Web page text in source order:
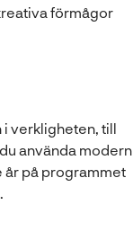
förmågor
i verkligheten, till
använda modern
år på programmet